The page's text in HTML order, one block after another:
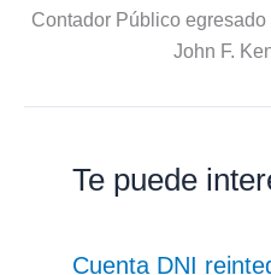
Contador Público
John F.
Te puede
Cuenta DNI